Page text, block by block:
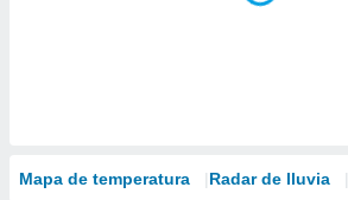
Mapa de temperatura Radar de lluvia